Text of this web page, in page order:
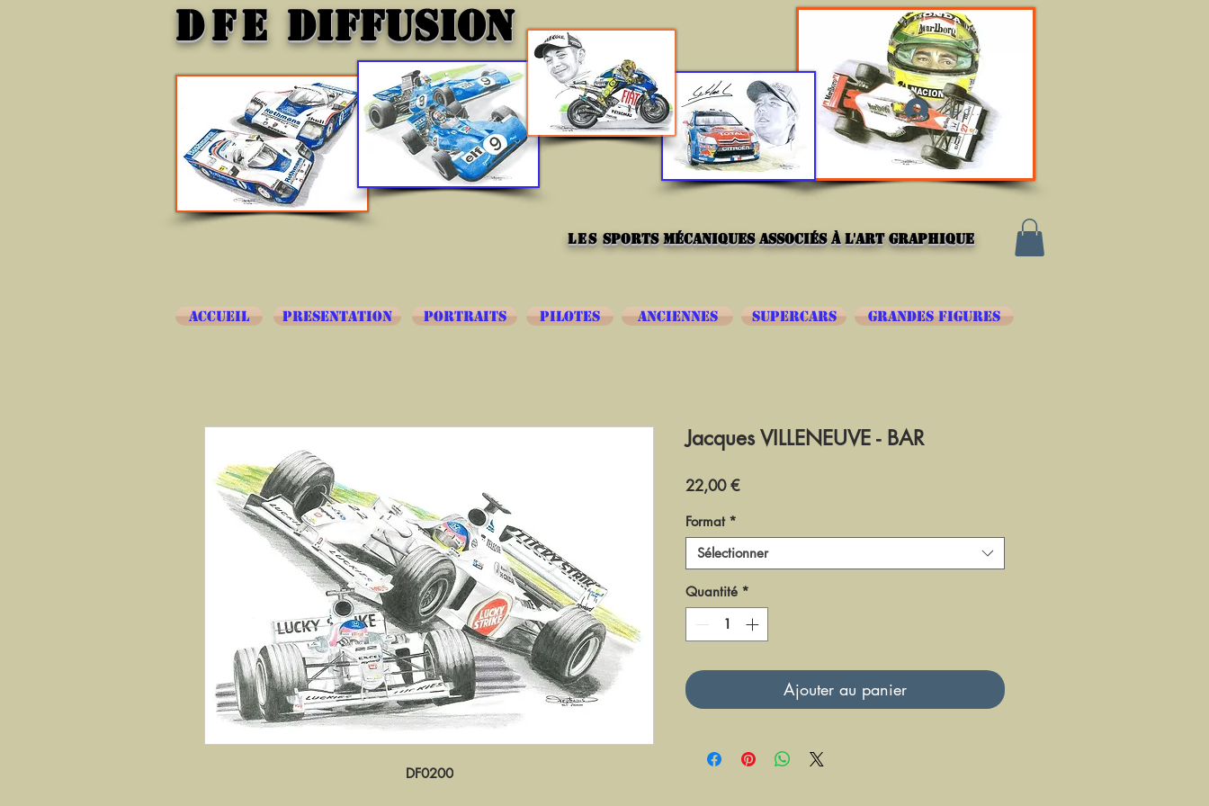
DFE DIFFUSION
Se connecter
lessports mécaniques associés à l'art graphique
DF0200
Jacques VILLENEUVE - BAR
22,00 €Prix
Format *
Sélectionner
Quantité *
Ajouter au panier
SUPERCARS
ANCIENNES
PILOTES
PORTRAITS
PRESENTATION
ACCUEIL GRANDES FIGURES